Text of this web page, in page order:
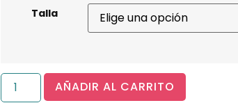
Talla
AÑADIR AL CARRITO